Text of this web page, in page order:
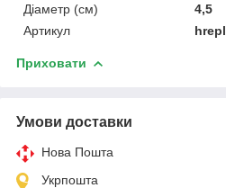
Діаметр (см)
4,5
Артикул
hrepl
Приховати
Умови доставки
Нова Пошта
Укрпошта